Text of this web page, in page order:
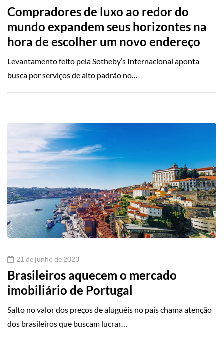
Compradores de luxo ao redor do
mundo expandem seus horizontes na
hora de escolher um novo endereço
Levantamento feito pela Sotheby’s Internacional aponta
busca por serviços de alto padrão no…
21 de junho de 2023
Brasileiros aquecem o mercado
imobiliário de Portugal
Salto no valor dos preços de aluguéis no país chama atenção
dos brasileiros que buscam lucrar…